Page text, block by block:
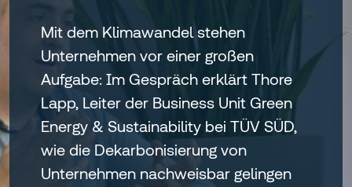
Mit dem Klimawandel stehen
Unternehmen vor einer großen
Aufgabe: Im Gespräch erklärt Thore
Lapp, Leiter der Business Unit Green
Energy & Sustainability bei TÜV SÜD,
wie die Dekarbonisierung von
Unternehmen nachweisbar gelingen